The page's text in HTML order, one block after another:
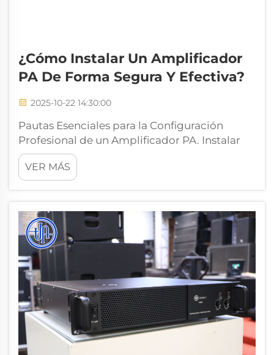
¿Cómo Instalar Un Amplificador
PA De Forma Segura Y Efectiva?
2025-10-22 14:30:00
Pautas Esenciales para la Configuración
Profesional de un Amplificador PA. Instalar
un amplificador PA requiere atención
cuidadosa al detalle y el cumplimiento
adecuado de protocolos de seguridad para
durabilidad de tu sistema de sonido. Ya sea
que estés configurando equipos de audio...
VER MÁS